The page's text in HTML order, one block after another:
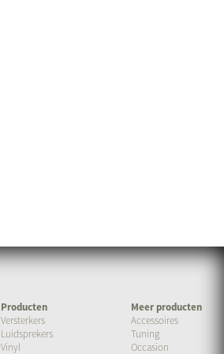
Producten
Versterkers
Luidsprekers
Vinyl
Meer producten
Accessoires
Tuning
Occasion